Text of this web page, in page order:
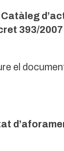
Catàleg
393/
el